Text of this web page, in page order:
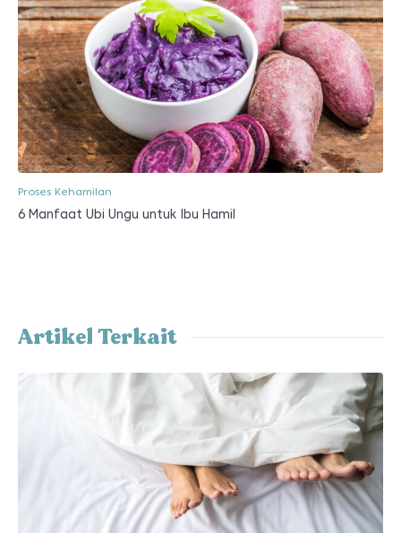
Proses Kehamilan
6 Manfaat Ubi Ungu untuk Ibu Hamil
Artikel Terkait